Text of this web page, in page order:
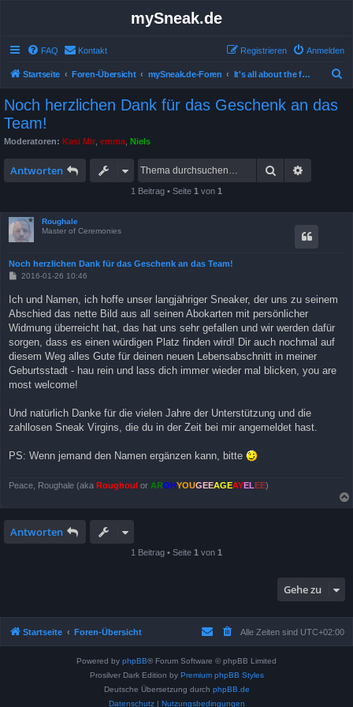
mySneak.de
FAQ Kontakt Anmelden
Registrieren
Startseite Foren-Übersicht mySneak.de-Foren It's all about the feedback!
Noch herzlichen Dank für das Geschenk an das
Team!
Moderatoren: Kasi Mir emma Niels
Antworten Suche
1 Beitrag • Seite 1 von 1
Roughale
Master of Ceremonies
Noch herzlichen Dank für das Geschenk an das Team!
B
i
t
r
a
g
2016-01-26 10:46
Ich und Namen, ich hoffe unser langjähriger Sneaker, der uns zu seinem
Abschied das nette Bild aus all seinen Abokarten mit persönlicher
Widmung überreicht hat, das hat uns sehr gefallen und wir werden dafür
sorgen, dass es einen würdigen Platz finden wird! Dir auch nochmal auf
diesem Weg alles Gute für deinen neuen Lebensabschnitt in meiner
Geburtsstadt - hau rein und lass dich immer wieder mal blicken, you are
most welcome!
Und natürlich Danke für die vielen Jahre der Unterstützung und die
zahllosen Sneak Virgins, die du in der Zeit bei mir angemeldet hast.
PS: Wenn jemand den Namen ergänzen kann, bitte
Peace, Roughale (aka Roughoul or AROHYOUGEEAGEAYELEE)
Antworten
1 Beitrag • Seite 1 von 1
Gehe zu
Startseite Foren-Übersicht Alle Zeiten sind UTC+02:00
Powered by phpBB® Forum Software © phpBB Limited
Prosilver Dark Edition by Premium phpBB Styles
Deutsche Übersetzung durch phpBB.de
Datenschutz| Nutzungsbedingungen